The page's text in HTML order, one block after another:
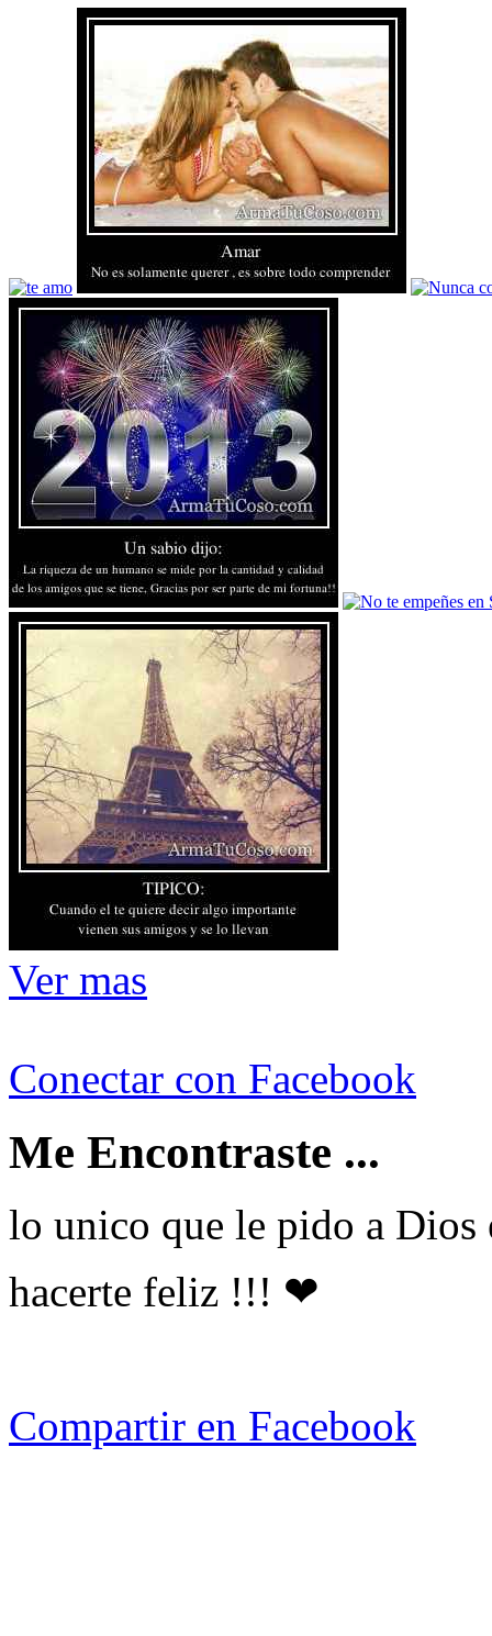
Ver mas
Conectar con Facebook
Me Encontraste ...
lo unico que le pido a Dios
hacerte feliz !!! ❤
Compartir en Facebook